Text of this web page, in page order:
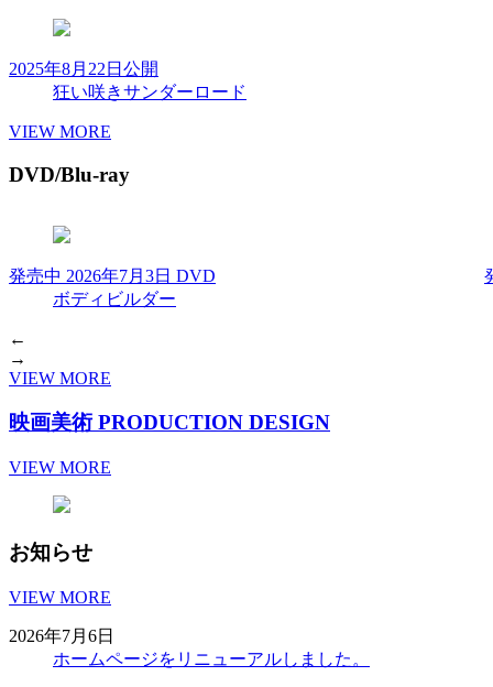
2025年8月22日公開
狂い咲きサンダーロード
VIEW MORE
DVD/Blu-ray
発売中 2026年7月3日 DVD
ボディビルダー
←
→
VIEW MORE
映画美術 PRODUCTION DESIGN
VIEW MORE
お知らせ
VIEW MORE
2026年7月6日
ホームページをリニューアルしました。